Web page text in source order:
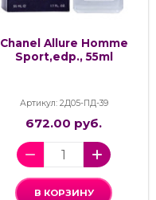
Chanel Allure Homme
Sport,edp., 55ml
Артикул: 2Д05-ПД-39
672.00 руб.
В КОРЗИНУ